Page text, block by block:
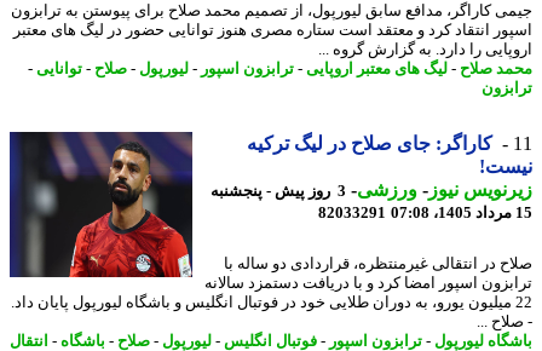
کاراگر، مدافع سابق لیورپول، از تصمیم محمد صلاح برای پیوستن به ترابزون
انتقاد کرد و معتقد است ستاره مصری هنوز توانایی حضور در لیگ های معتبر
را دارد. به گزارش گروه ...
صلاح-لیگ های معتبر اروپایی-ترابزون اسپور-لیورپول -صلاح-توانایی -
کاراگر: جای صلاح در لیگ ترکیه
نیوز-ورزشی-
3 روز پیش - پنجشنبه
82033291
در انتقالی غیرمنتظره، قراردادی دو ساله با
اسپور امضا کرد و با دریافت دستمزد سالانه
میلیون یورو، به دوران طلایی خود در فوتبال انگلیس و باشگاه لیورپول پایان داد.
...
لیورپول -ترابزون اسپور-فوتبال انگلیس-لیورپول -صلاح-باشگاه-انتقال